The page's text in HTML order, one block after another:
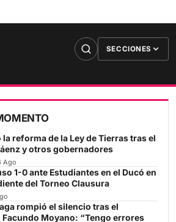
SECCIONES
reforma de la Ley de Tierras tras el
y otros gobernadores
Ago
1-0 ante Estudiantes en el Ducó en
del Torneo Clausura
rompió el silencio tras el
Moyano: “Tengo errores